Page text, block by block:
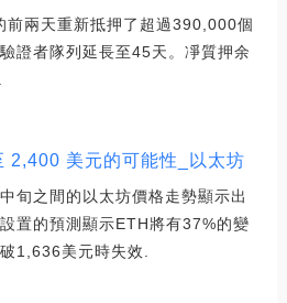
兩天重新抵押了超過390,000個
證者隊列延長至45天。凈質押余
2,400 美元的可能性_以太坊
旬之間的以太坊價格走勢顯示出
置的預測顯示ETH將有37%的變
1,636美元時失效.